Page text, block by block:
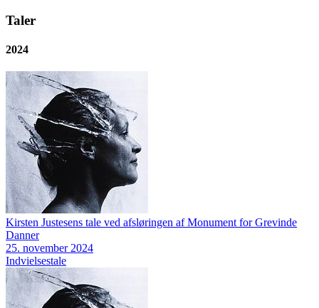
Taler
2024
Kirsten Justesens tale ved afsløringen af Monument for Grevinde
Danner
25. november 2024
Indvielsestale